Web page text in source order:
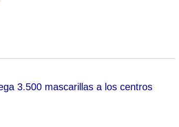
3.500 mascarillas a los centros